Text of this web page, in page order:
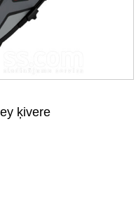
ķivere